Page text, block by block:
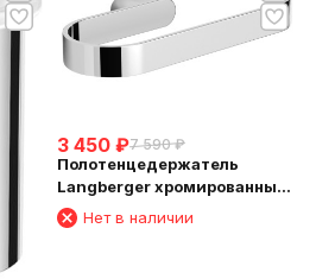
3 450 ₽7 590 ₽
Полотенцедержатель
Langberger хромированный
Нет в наличии